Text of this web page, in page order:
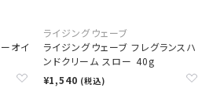
オイ
ライジングウェーブ
ライジングウェーブ フレグランスハ
ンドクリーム スロー 40g
¥1,540 (税込)